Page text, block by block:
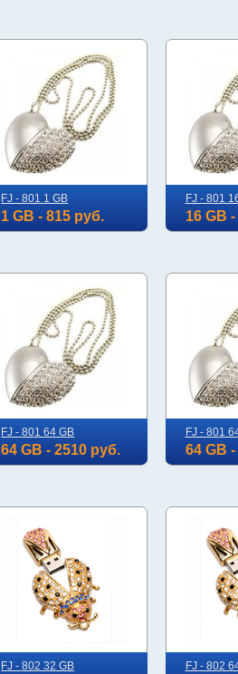
FJ - 801 1 GB
1 GB - 815 руб.
FJ - 801
16 GB
FJ - 801 64 GB
64 GB - 2510 руб.
FJ - 801
64 GB
FJ - 802 32 GB FJ - 802